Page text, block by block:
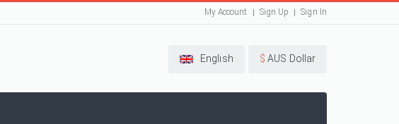
My Account Sign Up Sign In
English $ AUS Dollar